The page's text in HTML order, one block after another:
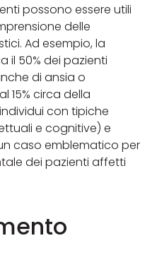
possono essere utili
delle
Ad esempio, la
il 50% dei pazienti
di ansia o
15% circa della
con tipiche
e cognitive) e
caso emblematico per
dei pazienti affetti